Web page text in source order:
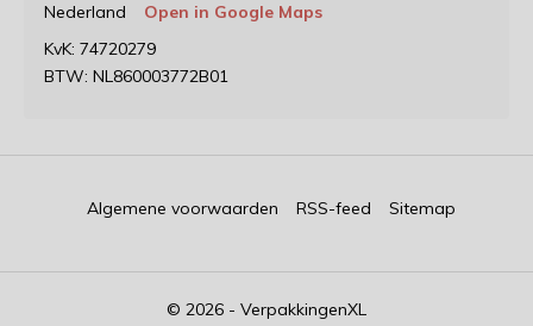
Nederland
Open in Google Maps
KvK: 74720279
BTW: NL860003772B01
© 2026 - VerpakkingenXL
Algemene voorwaarden RSS-feed Sitemap